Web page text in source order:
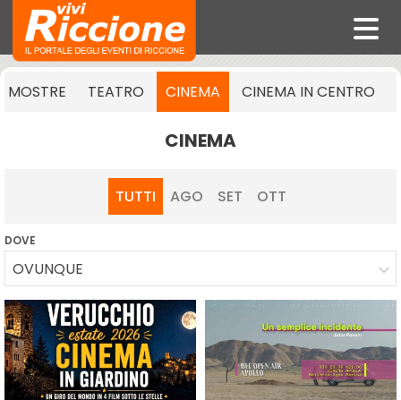
MOSTRE TEATRO CINEMA CINEMA IN CENTRO
CINEMA
TUTTI AGO SET OTT
DOVE
OVUNQUE